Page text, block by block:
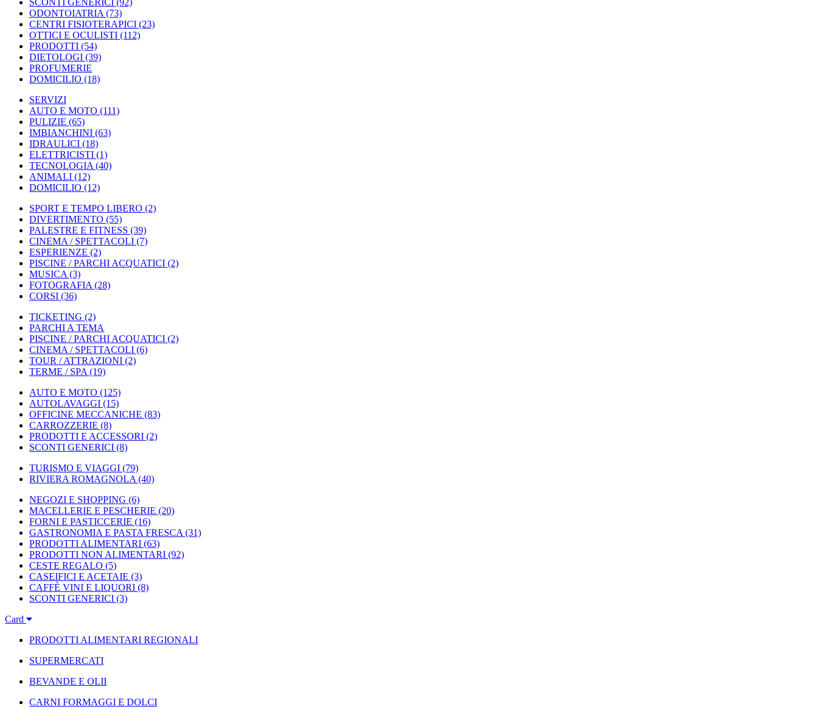
SCONTI GENERICI (92)
ODONTOIATRIA (73)
CENTRI FISIOTERAPICI (23)
OTTICI E OCULISTI (112)
PRODOTTI (54)
DIETOLOGI (39)
PROFUMERIE
DOMICILIO (18)
SERVIZI
AUTO E MOTO (111)
PULIZIE (65)
IMBIANCHINI (63)
IDRAULICI (18)
ELETTRICISTI (1)
TECNOLOGIA (40)
ANIMALI (12)
DOMICILIO (12)
SPORT E TEMPO LIBERO (2)
DIVERTIMENTO (55)
PALESTRE E FITNESS (39)
CINEMA / SPETTACOLI (7)
ESPERIENZE (2)
PISCINE / PARCHI ACQUATICI (2)
MUSICA (3)
FOTOGRAFIA (28)
CORSI (36)
TICKETING (2)
PARCHI A TEMA
PISCINE / PARCHI ACQUATICI (2)
CINEMA / SPETTACOLI (6)
TOUR / ATTRAZIONI (2)
TERME / SPA (19)
AUTO E MOTO (125)
AUTOLAVAGGI (15)
OFFICINE MECCANICHE (83)
CARROZZERIE (8)
PRODOTTI E ACCESSORI (2)
SCONTI GENERICI (8)
TURISMO E VIAGGI (79)
RIVIERA ROMAGNOLA (40)
NEGOZI E SHOPPING (6)
MACELLERIE E PESCHERIE (20)
FORNI E PASTICCERIE (16)
GASTRONOMIA E PASTA FRESCA (31)
PRODOTTI ALIMENTARI (63)
PRODOTTI NON ALIMENTARI (92)
CESTE REGALO (5)
CASEIFICI E ACETAIE (3)
CAFFÈ VINI E LIQUORI (8)
SCONTI GENERICI (3)
Card
PRODOTTI ALIMENTARI REGIONALI
SUPERMERCATI
BEVANDE E OLII
CARNI FORMAGGI E DOLCI